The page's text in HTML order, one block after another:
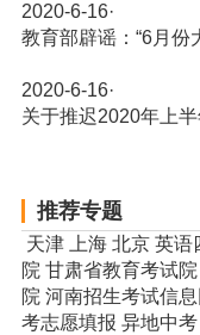
2020-6-16·
教育部辟谣：“6月份
2020-6-16·
关于推迟2020年上
推荐专题
天津 上海 北京 英语
院 甘肃省教育考试院
院 河南招生考试信息
考志愿填报 异地中考